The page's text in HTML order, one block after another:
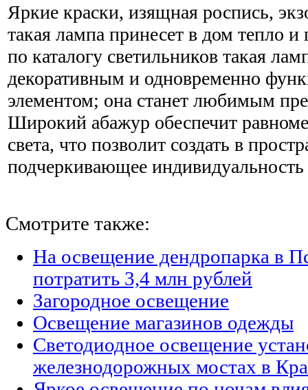
Яркие краски, изящная роспись,
такая лампа принесет в дом тепло и
по каталогу светильников такая
декоративным и одновременно
элементом; она станет любимым
Широкий абажур обеспечит
света, что позволит создать в
подчеркивающее
Смотрите также:
На освещение дендропарка в
потратить 3,4 млн рублей
Загородное освещение
Освещение магазинов одежды
Светодиодное освещение
железнодорожных мостах в